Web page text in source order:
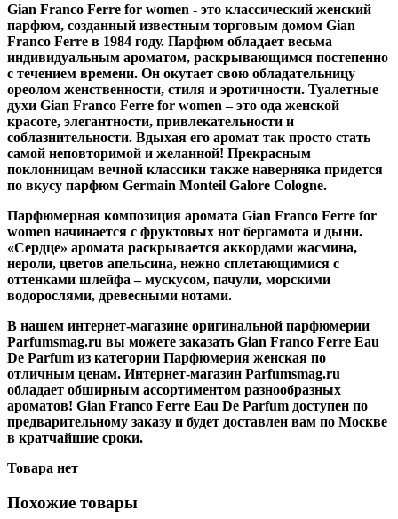
Gian Franco Ferre for women - это классический женский
парфюм, созданный известным торговым домом Gian
Franco Ferre в 1984 году. Парфюм обладает весьма
индивидуальным ароматом, раскрывающимся постепенно
с течением времени. Он окутает свою обладательницу
ореолом женственности, стиля и эротичности. Туалетные
духи Gian Franco Ferre for women – это ода женской
красоте, элегантности, привлекательности и
соблазнительности. Вдыхая его аромат так просто стать
самой неповторимой и желанной! Прекрасным
поклонницам вечной классики также наверняка придется
по вкусу парфюм Germain Monteil Galore Cologne.
Парфюмерная композиция аромата Gian Franco Ferre for
women начинается с фруктовых нот бергамота и дыни.
«Сердце» аромата раскрывается аккордами жасмина,
нероли, цветов апельсина, нежно сплетающимися с
оттенками шлейфа – мускусом, пачули, морскими
водорослями, древесными нотами.
В нашем интернет-магазине оригинальной парфюмерии
Parfumsmag.ru вы можете заказать Gian Franco Ferre Eau
De Parfum из категории Парфюмерия женская по
отличным ценам. Интернет-магазин Parfumsmag.ru
обладает обширным ассортиментом разнообразных
ароматов! Gian Franco Ferre Eau De Parfum доступен по
предварительному заказу и будет доставлен вам по Москве
в кратчайшие сроки.
Товара нет
Похожие товары